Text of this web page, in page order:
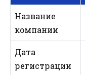
Название
компании
Дата
регистрации